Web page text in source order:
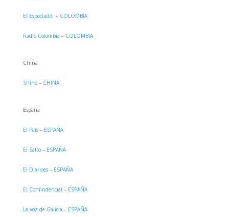
El Espectador – COLOMBIA
Radio Colombia – COLOMBIA
China
Shine – CHINA
España
El País – ESPAÑA
El Salto – ESPAÑA
El Diarioes – ESPAÑA
El Confindencial – ESPAÑA
La voz de Galicia – ESPAÑA